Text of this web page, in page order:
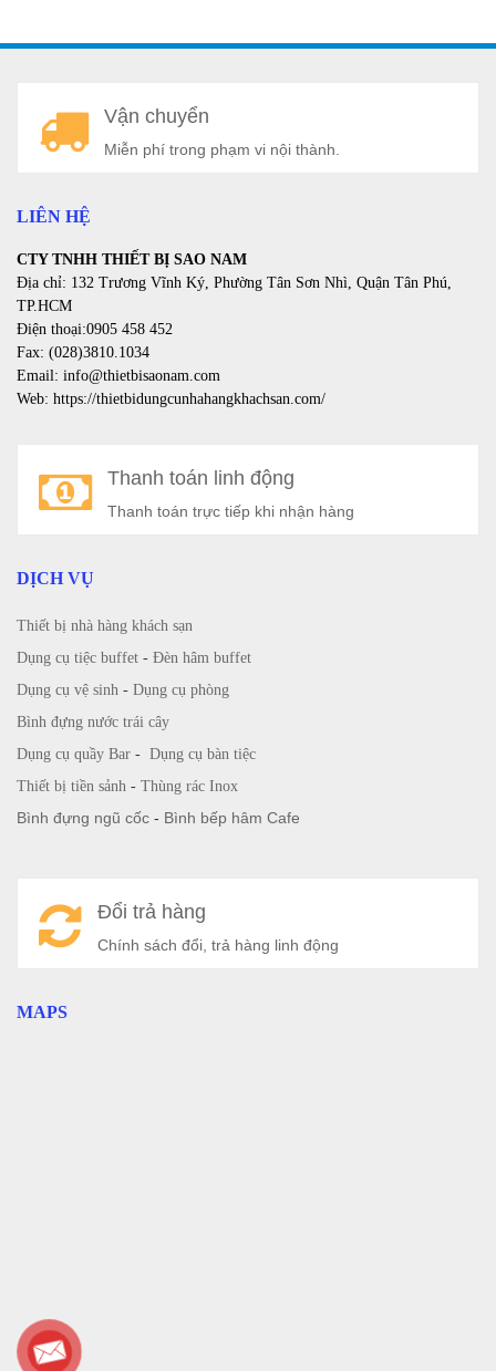
Vận chuyển
Miễn phí trong phạm vi nội thành.
LIÊN HỆ
CTY TNHH THIẾT BỊ SAO NAM
Địa chỉ: 132 Trương Vĩnh Ký, Phường Tân Sơn Nhì, Quận Tân Phú,
TP.HCM
Điện thoại:0905 458 452
Fax: (028)3810.1034
Email: info@thietbisaonam.com
Web: https://thietbidungcunhahangkhachsan.com/
Thanh toán linh động
Thanh toán trực tiếp khi nhận hàng
DỊCH VỤ
Thiết bị nhà hàng khách sạn
Dụng cụ tiệc buffet - Đèn hâm buffet
Dụng cụ vệ sinh - Dụng cụ phòng
Bình đựng nước trái cây
Dụng cụ quầy Bar - Dụng cụ bàn tiệc
Thiết bị tiền sảnh - Thùng rác Inox
Bình đựng ngũ cốc - Bình bếp hâm Cafe
Đổi trả hàng
Chính sách đổi, trả hàng linh động
MAPS